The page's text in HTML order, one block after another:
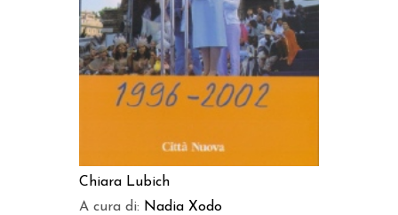
Chiara Lubich
A cura di: Nadia Xodo